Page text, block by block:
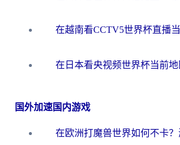
国外加速国内游戏